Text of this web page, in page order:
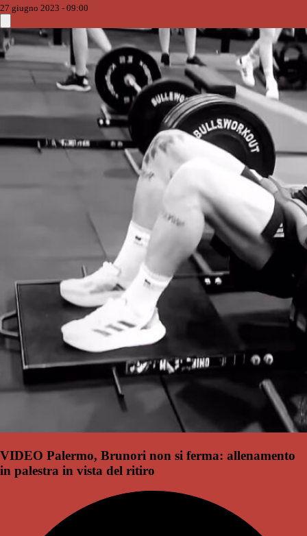
27 giugno 2023 - 09:00
VIDEO Palermo, Brunori non si ferma: allenamento
in palestra in vista del ritiro